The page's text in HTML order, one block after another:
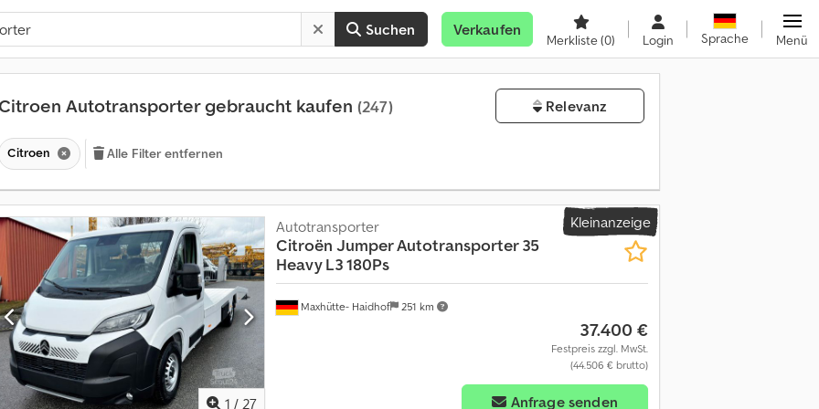
Suchen Verkaufen
Merkliste(0) Login Sprache Menü
Citroen Autotransporter gebraucht kaufen (247) Relevanz
Citroen Alle Filter entfernen
Kleinanzeige
1 / 27
Maxhütte- Haidhof 251 km
Autotransporter
Citroën Jumper Autotransporter 35
Heavy L3 180Ps
37.400 €
Festpreis zzgl. MwSt.
(44.506 € brutto)
Anfrage senden